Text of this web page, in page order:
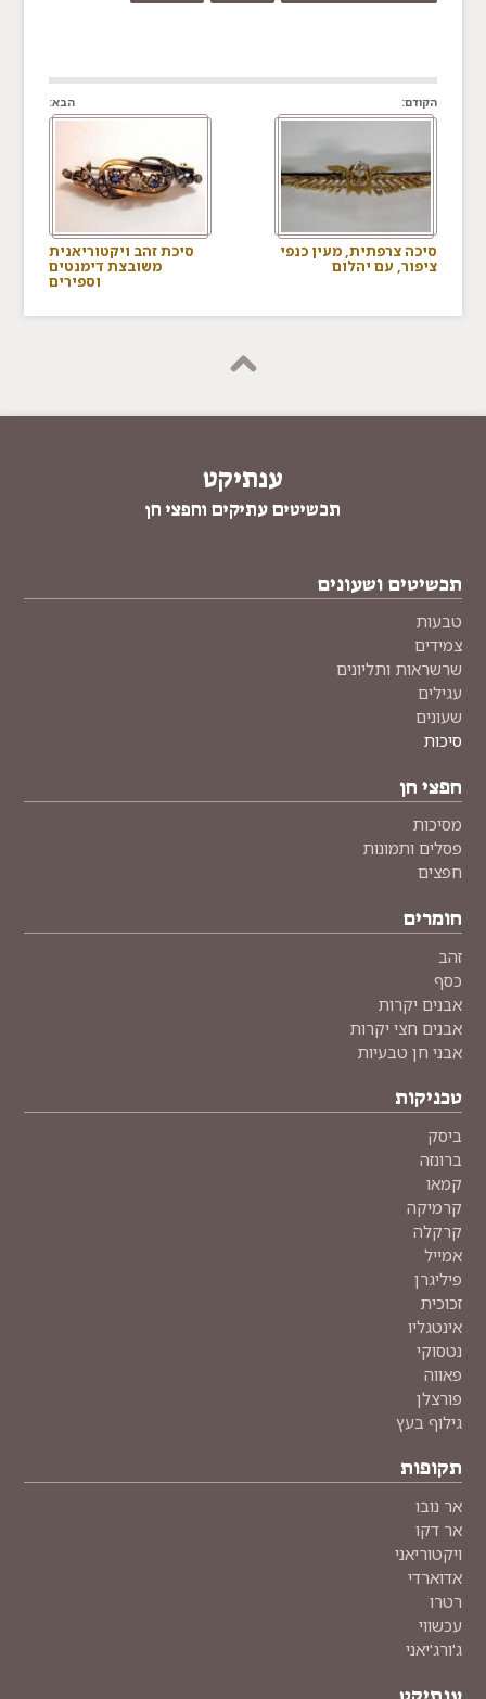
הקודם:
סיכה צרפתית, מעין כנפי
ציפור, עם יהלום
הבא:
סיכת זהב ויקטוריאנית
משובצת דימנטים
וספירים
ענתיקט
תכשיטים עתיקים וחפצי חן
תכשיטים ושעונים
טבעות
צמידים
שרשראות ותליונים
עגילים
שעונים
סיכות
חפצי חן
מסיכות
פסלים ותמונות
חפצים
חומרים
זהב
כסף
אבנים יקרות
אבנים חצי יקרות
אבני חן טבעיות
טכניקות
ביסק
ברונזה
קמאו
קרמיקה
קרקלה
אמייל
פיליגרן
זכוכית
אינטגליו
נטסוקי
פאווה
פורצלן
גילוף בעץ
תקופות
אר נובו
אר דקו
ויקטוריאני
אדוארדי
רטרו
עכשווי
ג'ורג'יאני